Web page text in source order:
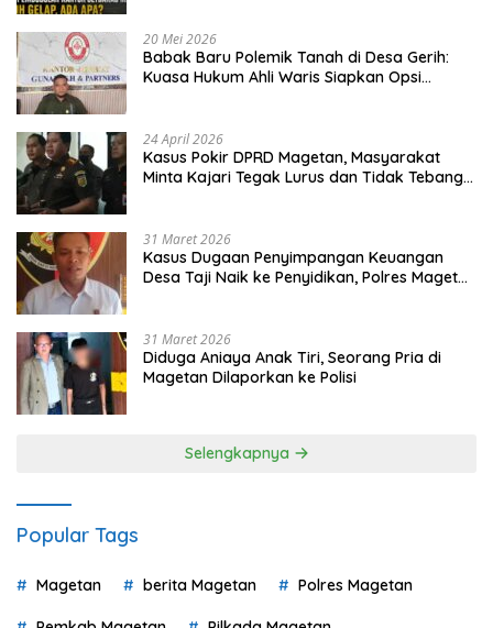
20 Mei 2026
Babak Baru Polemik Tanah di Desa Gerih:
Kuasa Hukum Ahli Waris Siapkan Opsi
24 April 2026
Kasus Pokir DPRD Magetan, Masyarakat
Minta Kajari Tegak Lurus dan Tidak Tebang
31 Maret 2026
Kasus Dugaan Penyimpangan Keuangan
Desa Taji Naik ke Penyidikan, Polres Magetan
31 Maret 2026
Diduga Aniaya Anak Tiri, Seorang Pria di
Magetan Dilaporkan ke Polisi
Selengkapnya
Popular Tags
Magetan berita Magetan Polres Magetan